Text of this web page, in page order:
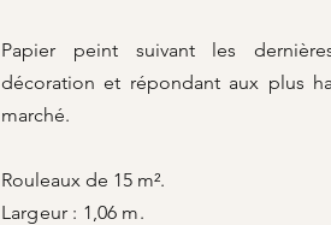
Papier peint suivant les
décoration et répondant aux plus
marché.
Rouleaux de 15 m².
Largeur : 1,06 m.